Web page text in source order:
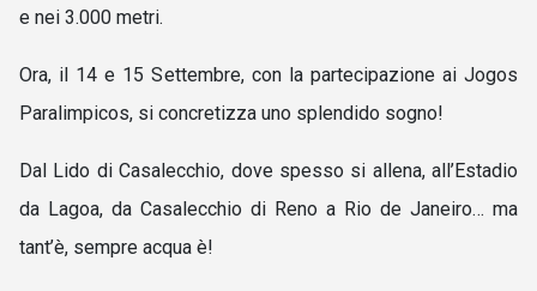
e nei 3.000 metri.
Ora, il 14 e 15 Settembre, con la partecipazione ai Jogos
Paralimpicos, si concretizza uno splendido sogno!
Dal Lido di Casalecchio, dove spesso si allena, all’Estadio
da Lagoa, da Casalecchio di Reno a Rio de Janeiro… ma
tant’è, sempre acqua è!